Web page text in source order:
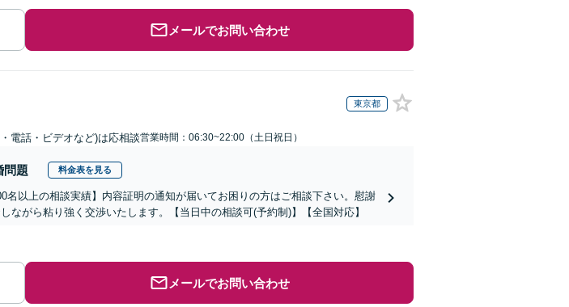
メールでお問い合わせ
東京都
電話・ビデオなど)は応相談営業時間：06:30~22:00（土日祝日）
問題 料金表を見る
名以上の相談実績】内容証明の通知が届いてお困りの方はご相談下さい。慰謝
ながら粘り強く交渉いたします。【当日中の相談可(予約制)】【全国対応】
メールでお問い合わせ